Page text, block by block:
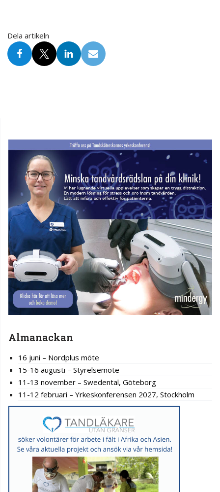
Dela artikeln
Almanackan
16 juni – Nordplus möte
15-16 augusti – Styrelsemöte
11-13 november – Swedental, Göteborg
11-12 februari – Yrkeskonferensen 2027, Stockholm